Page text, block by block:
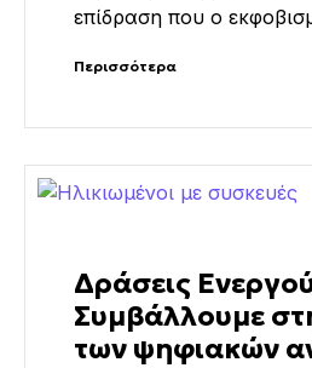
επίδραση που ο
Περισσότερα
Δράσεις
Συμβάλλουμε
των ψηφιακών